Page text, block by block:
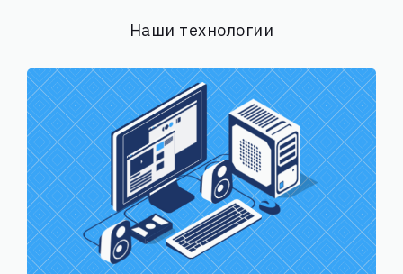
Наши технологии